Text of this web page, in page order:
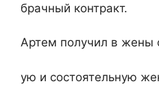
брачный контракт.
Артем получил в жены
ую и состоятельную